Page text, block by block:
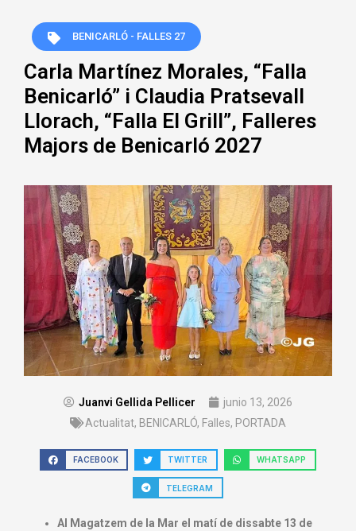
BENICARLÓ - FALLES 27
Carla Martínez Morales, “Falla
Benicarló” i Claudia Pratsevall
Llorach, “Falla El Grill”, Falleres
Majors de Benicarló 2027
Juanvi Gellida Pellicer
junio 13, 2026
Actualitat, BENICARLÓ, Falles, PORTADA
FACEBOOK TWITTER WHATSAPP
TELEGRAM
Al Magatzem de la Mar el matí de dissabte 13 de